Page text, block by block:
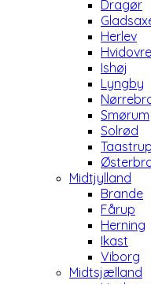
Dragør
Herlev
Hvidovre
Ishøj
Lyngby
Smørum
Solrød
Taastrup
Midtjylland
Brande
Fårup
Herning
Ikast
Viborg
Midtsjælland